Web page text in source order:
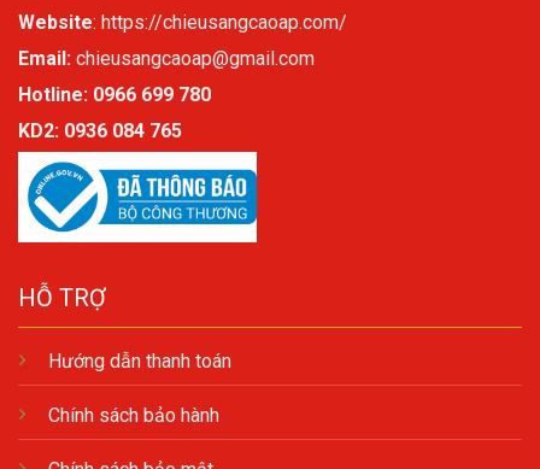
Website: https://chieusangcaoap.com/
Email: chieusangcaoap@gmail.com
Hotline: 0966 699 780
KD2: 0936 084 765
HỖ TRỢ
Hướng dẫn thanh toán
Chính sách bảo hành